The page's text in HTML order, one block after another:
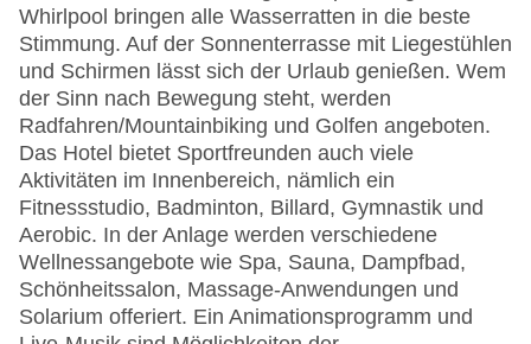
Whirlpool bringen alle Wasserratten in die beste
Stimmung. Auf der Sonnenterrasse mit Liegestühlen
und Schirmen lässt sich der Urlaub genießen. Wem
der Sinn nach Bewegung steht, werden
Radfahren/Mountainbiking und Golfen angeboten.
Das Hotel bietet Sportfreunden auch viele
Aktivitäten im Innenbereich, nämlich ein
Fitnessstudio, Badminton, Billard, Gymnastik und
Aerobic. In der Anlage werden verschiedene
Wellnessangebote wie Spa, Sauna, Dampfbad,
Schönheitssalon, Massage-Anwendungen und
Solarium offeriert. Ein Animationsprogramm und